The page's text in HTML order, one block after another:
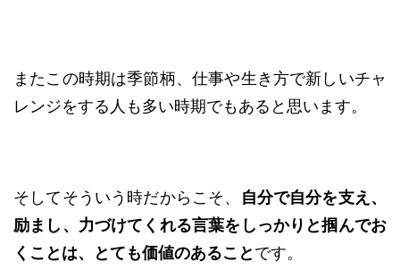
またこの時期は季節柄、仕事や生き方で新しいチャ
レンジをする人も多い時期でもあると思います。
そしてそういう時だからこそ、
自分で自分を支え、
励まし、力づけてくれる言葉をしっかりと掴んでお
くことは、とても価値のあること です。